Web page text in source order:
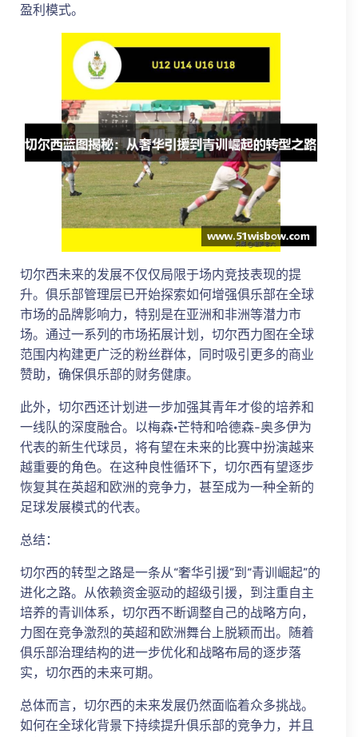
盈利模式。
切尔西未来的发展不仅仅局限于场内竞技表现的提
升。俱乐部管理层已开始探索如何增强俱乐部在全球
市场的品牌影响力，特别是在亚洲和非洲等潜力市
场。通过一系列的市场拓展计划，切尔西力图在全球
范围内构建更广泛的粉丝群体，同时吸引更多的商业
赞助，确保俱乐部的财务健康。
此外，切尔西还计划进一步加强其青年才俊的培养和
一线队的深度融合。以梅森·芒特和哈德森-奥多伊为
代表的新生代球员，将有望在未来的比赛中扮演越来
越重要的角色。在这种良性循环下，切尔西有望逐步
恢复其在英超和欧洲的竞争力，甚至成为一种全新的
足球发展模式的代表。
总结：
切尔西的转型之路是一条从“奢华引援”到“青训崛起”的
进化之路。从依赖资金驱动的超级引援，到注重自主
培养的青训体系，切尔西不断调整自己的战略方向，
力图在竞争激烈的英超和欧洲舞台上脱颖而出。随着
俱乐部治理结构的进一步优化和战略布局的逐步落
实，切尔西的未来可期。
总体而言，切尔西的未来发展仍然面临着众多挑战。
如何在全球化背景下持续提升俱乐部的竞争力，并且